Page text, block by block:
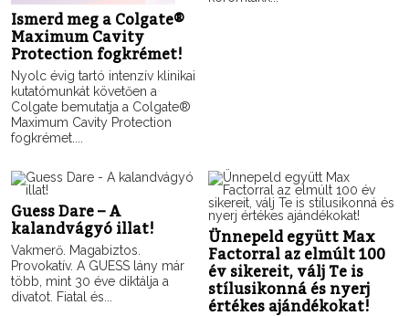
Ismerd meg a Colgate®
Maximum Cavity
Protection fogkrémet!
Nyolc évig tartó intenzív klinikai
kutatómunkát követően a
Colgate bemutatja a Colgate®
Maximum Cavity Protection
fogkrémet....
Guess Dare – A
kalandvágyó illat!
Vakmerő. Magabiztos.
Provokatív. A GUESS lány már
több, mint 30 éve diktálja a
divatot. Fiatal és...
Ünnepeld együtt Max
Factorral az elmúlt 100
év sikereit, válj Te is
stílusikonná és nyerj
értékes ajándékokat!